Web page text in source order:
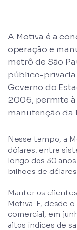
A Motiva é a
operação e
metrô de São
público-privada
Governo do
2006, permite à
manutenção da
Nesse tempo, a
dólares, entre
longo dos 30
bilhões de dólares
Manter os
Motiva. E, desde
comercial, em
altos índices de